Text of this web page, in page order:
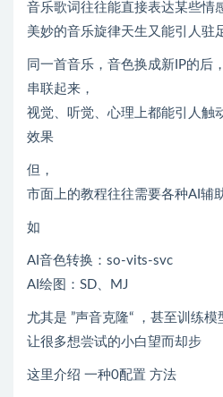
音乐歌词往往能直接表达某些情
美妙的音乐旋律天生又能引人驻
同一首音乐，音色换成新IP的后
串联起来，
视觉、听觉、心理上都能引人触
效果
但，
市面上的教程往往需要各种AI辅
如
AI音色转换：so-vits-svc
AI绘图：SD、MJ
尤其是 ”声音克隆“ ，甚至训练
让很多想尝试的小白望而却步
这里介绍 一种0配置 方法